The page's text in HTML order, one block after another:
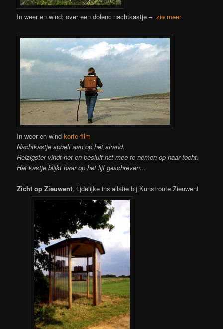
In weer en wind; over een dolend nachtkastje – zie meer
In weer en windkorte film
Nachtkastje spoelt aan op het strand.
Reizigster vindt het en besluit het mee te nemen op haar tocht.
Het kastje blijkt haar op het lijf geschreven…
Zicht op Zieuwent, tijdelijke installatie bij Kunstroute Zieuwent